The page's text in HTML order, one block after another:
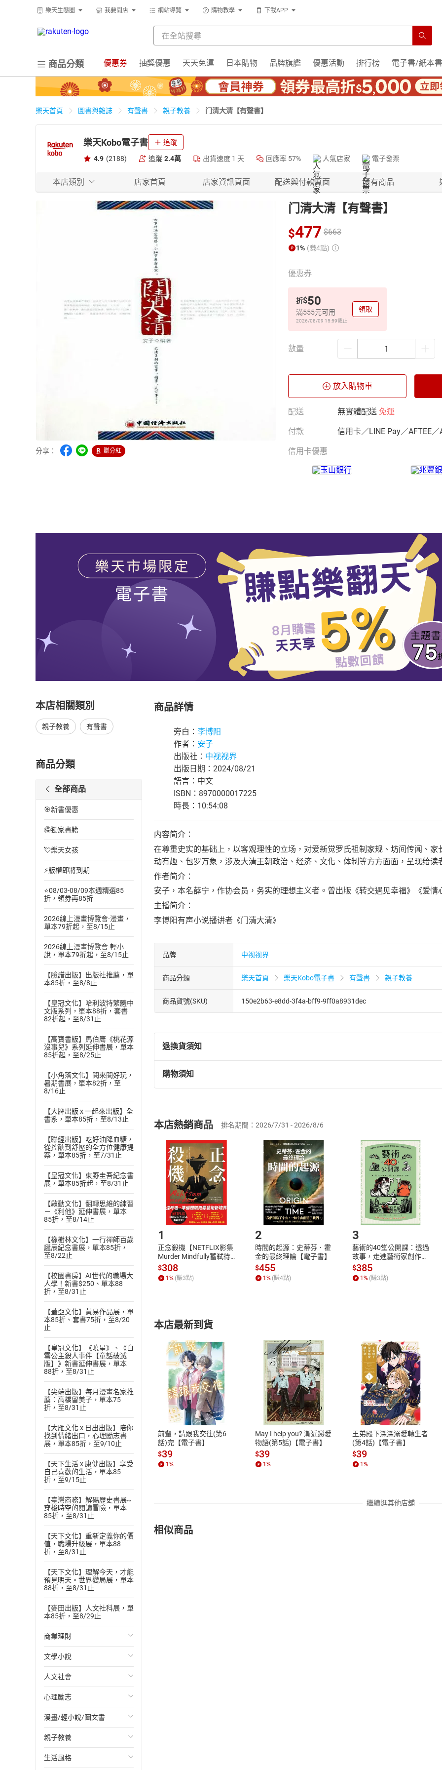
樂天生態圈 我要開店 網站導覽 購物教學 下載APP
商品分類 優惠券 抽獎優惠 天天免運 日本購物 品牌旗艦 優惠活動 排行榜 電子書/紙本書
樂天首頁 圖書與雜誌 有聲書 親子教養 门清大清【有聲書】
樂天Kobo電子書 追蹤
4.9 (2188) 追蹤 2.4萬 出貨速度 1 天 回應率 57% 人氣店家 電子發票
本店類別 店家首頁 店家資訊頁面 配送與付款頁面 所有商品
分享： 賺分紅
门清大清【有聲書】
$477 $663
1% (賺4點)
優惠券
折$50
滿555元可用
2026/08/09 15:59截止
領取
數量
放入購物車
配送 無實體配送 免運
付款 信用卡／LINE Pay／AFTEE／
信用卡優惠
本店相關類別
親子教養 有聲書
商品分類
全部商品
🎯新書優惠
🉐獨家書籍
💘樂天女孩
⚡版權即將到期
⭐08/03-08/09本週精選85
折，領券再85折
2026線上漫畫博覽會-漫畫，
單本79折起，至8/15止
2026線上漫畫博覽會-輕小
說，單本79折起，至8/15止
【臉譜出版】出版社推薦，單
本85折，至8/8止
【皇冠文化】哈利波特繁體中
文版系列，單本88折，套書
82折起，至8/31止
【高寶書版】馬伯庸《桃花源
沒事兒》系列延伸書展，單本
85折起，至8/25止
【小角落文化】閱來閱好玩，
暑期書展，單本82折，至
8/16止
【大牌出版 x 一起來出版】全
書系，單本85折，至8/13止
【聯經出版】吃好油降血糖，
從控醣到舒壓的全方位健康提
案，單本85折，至7/31止
【皇冠文化】東野圭吾紀念書
展，單本85折起，至8/31止
【啟動文化】翻轉思維的練習
－《利他》延伸書展，單本
85折，至8/14止
【橡樹林文化】一行禪師百歲
誕辰紀念書展，單本85折，
至8/22止
【校園書房】AI世代的職場大
人學！新書$250、單本88
折，至8/31止
【蓋亞文化】黃易作品展，單
本85折、套書75折，至8/20
止
【皇冠文化】《曉星》、《白
雪公主殺人事件【童話破滅
版】》新書延伸書展，單本
88折，至8/31止
【尖端出版】每月漫畫名家推
薦：高橋留美子，單本75
折，至8/31止
【大雁文化 x 日出出版】陪你
找到情緒出口，心理勵志書
展，單本85折，至9/10止
【天下生活 x 康健出版】享受
自己喜歡的生活，單本85
折，至9/15止
【臺灣商務】解碼歷史書展~
穿梭時空的閱讀冒險，單本
85折，至8/31止
【天下文化】重新定義你的價
值，職場升級展，單本88
折，至8/31止
【天下文化】理解今天，才能
預見明天。世界變局展，單本
88折，至8/31止
【麥田出版】人文社科展，單
本85折，至8/29止
商業理財
投資理財
經濟/趨勢
財務/金融
管理/領導
職場工作術
成功法
文學小說
歐美文學
日本文學
韓國文學
華文文學
經典文學
人文社會
國際關係
政治
社會科學
台灣/中國歷史
心理勵志
心靈成長/情緒
人際關係
兩性關係
漫畫/輕小說/圖文書
輕小說
奇幻/科幻
親子教養
教育現場
生活風格
商品詳情
旁白： 李博阳
作者： 安子
出版社： 中视视界
出版日期：2024/08/21
語言：中文
ISBN：8970000017225
時長：10:54:08
内容简介：
在尊重史实的基础上，以客观理性的立场，对爱新觉罗氏祖制家规、坊间传闻、
动有趣、包罗万象，涉及大清王朝政治、经济、文化、体制等方方面面，呈现给
作者简介：
安子，本名薛宁，作协会员，务实的理想主义者。曾出版《转交遇见幸福》《爱
主播简介：
李博阳有声小说播讲者《门清大清》
品牌 中视视界
商品分類 樂天首頁 樂天Kobo電子書 有聲書 親子教養
商品貨號(SKU) 150e2b63-e8dd-3f4a-bff9-9ff0a8931dec
退換貨須知
退換貨規定：
(一)依消費者保護法第19條第1項後段暨通訊交易解除權合理例外情事適用
(二)消費者訂購本店鋪之商品即代表知悉本店鋪所銷售之商品為電子書，
且已下載/存取電子書，不得請求退貨退款。
退貨方式：您欲取消訂單或辦理退貨時，請登入樂天市場，並於「我的訂單
貨」，本店鋪將依您的申請進行審核，待審核通過後將為您辦理退款事宜。
請注意，樂天市場須以整筆訂單為單位進行取消/退貨，恕無法以單支商品取
購物須知
挑選商品
Choose
放入購物車
Shopping cart
登入帳號
Login
購書後，如何開始使用？
Step1.選擇閱讀載具 Step2.登入
付款方式
ATM轉帳、信用卡、LINE PAY、AFTEE
退換貨規範
本店是否提供消費者保護法七日猶
之權利，遽消費者保護法及通訊交
除權合理例外情事適用準則，依商
質各有不同規定。詳細退換貨說明
照各商品說明。
本店熱銷商品 排名期間：2026/7/31 - 2026/8/6
1
正念殺機【NETFLIX影集
Murder Mindfully蓄弒待
發】【電子書】
$308
1 % (賺3點)
2
時間的起源：史蒂芬．霍
金的最終理論【電子書】
$455
1 % (賺4點)
3
藝術的40堂公開課：透過
故事，走進藝術家創作現
場，看藝術如何誕生、如
何形塑人類生活【電子
書】
$385
1 % (賺3點)
本店最新到貨
前輩，請跟我交往(第6
話)完【電子書】
$39
1 %
May I help you? 漸近戀愛
物語(第5話)【電子書】
$39
1 %
王弟殿下深深溺愛轉生者
(第4話)【電子書】
$39
1 %
繼續逛其他店舖
相似商品